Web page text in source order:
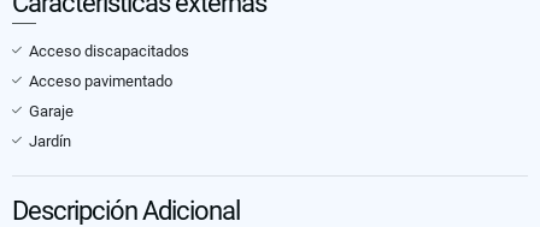
Acceso discapacitados
Acceso pavimentado
Garaje
Jardín
Descripción Adicional